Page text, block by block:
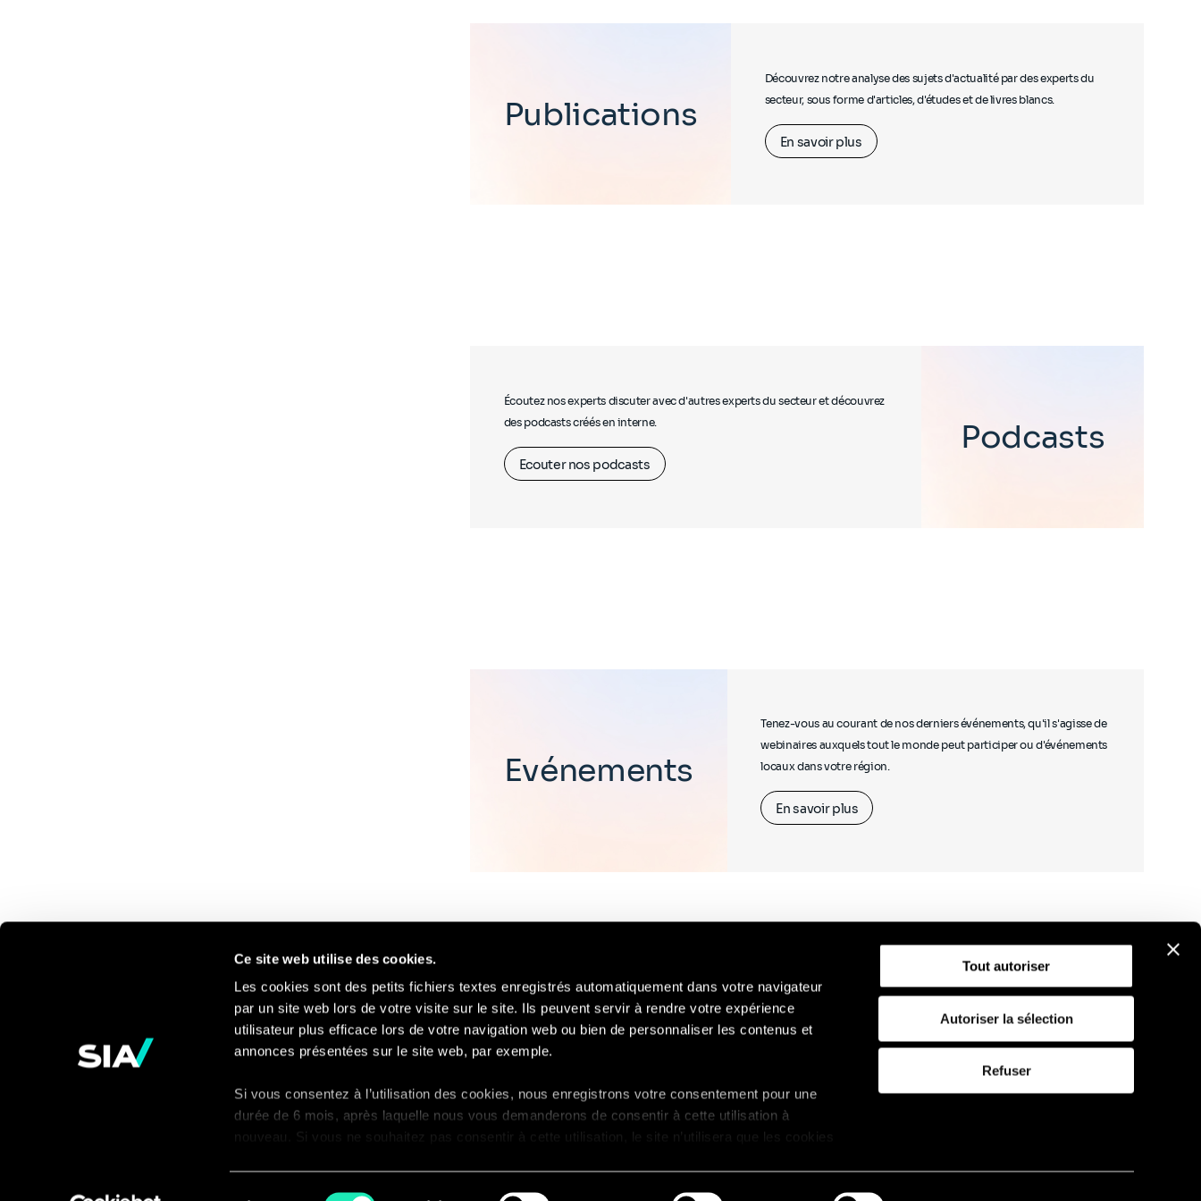
Ce site web utilise des cookies.
Les cookies sont des petits fichiers textes enregistrés automatiquement dans votre navigateur
par un site web lors de votre visite sur le site. Ils peuvent servir à rendre votre expérience
utilisateur plus efficace lors de votre navigation web ou bien de personnaliser les contenus et
annonces présentées sur le site web, par exemple.
Si vous consentez à l’utilisation des cookies, nous enregistrons votre consentement pour une
durée de 6 mois, après laquelle nous vous demanderons de consentir à cette utilisation à
nouveau. Si vous ne souhaitez pas consentir à cette utilisation, le site n’utilisera que les cookies
Tout autoriser
Autoriser la sélection
Refuser
Publications
Découvrez notre analyse des sujets d'actualité par des experts du
secteur, sous forme d'articles, d'études et de livres blancs.
En savoir plus
Podcasts
Écoutez nos experts discuter avec d'autres experts du secteur et découvrez
des podcasts créés en interne.
Ecouter nos podcasts
Evénements
Tenez-vous au courant de nos derniers événements, qu'il s'agisse de
webinaires auxquels tout le monde peut participer ou d'événements
locaux dans votre région.
En savoir plus
Pour en savoir
plus
Contact Mentions Légales Politique d'utilisation des cookies